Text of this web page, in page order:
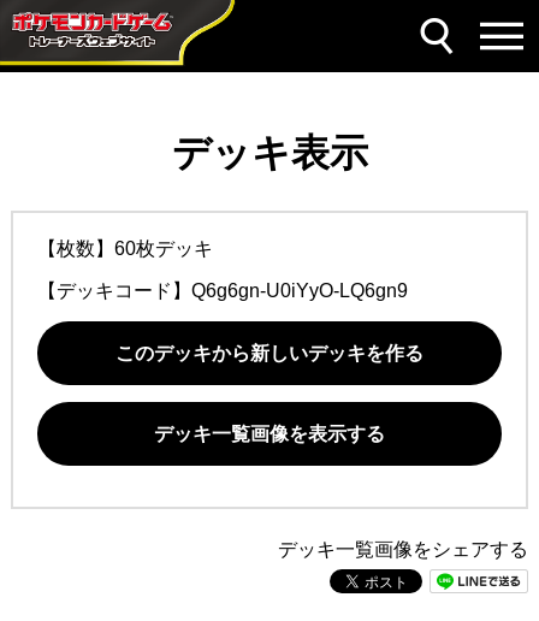
デッキ表示
【枚数】60枚デッキ
【デッキコード】 Q6g6gn-U0iYyO-LQ6gn9
このデッキから新しいデッキを作る
デッキ一覧画像を表示する
デッキ一覧画像をシェアする